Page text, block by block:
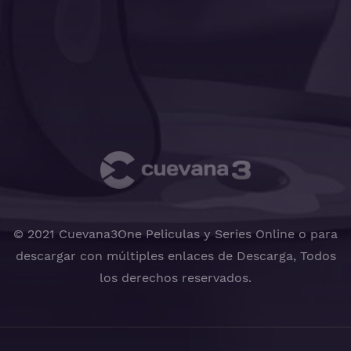
© 2021 Cuevana3One Peliculas y Series Online o para
descargar con múltiples enlaces de Descarga, Todos
los derechos reservados.